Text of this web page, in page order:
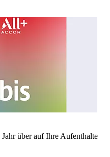
Jahr über auf Ihre Aufenthalte